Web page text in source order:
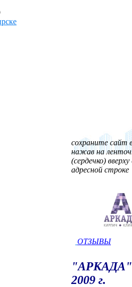
сохраните сайт
нажав на
(сердечко)
адресной строке
ОТЗЫВЫ
2009 г.